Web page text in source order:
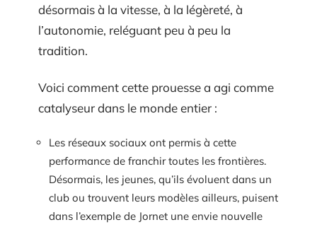
désormais à la vitesse, à la légèreté, à
l’autonomie, reléguant peu à peu la
tradition.
Voici comment cette prouesse a agi comme
catalyseur dans le monde entier :
Les réseaux sociaux ont permis à cette
performance de franchir toutes les frontières.
Désormais, les jeunes, qu’ils évoluent dans un
club ou trouvent leurs modèles ailleurs, puisent
dans l’exemple de Jornet une envie nouvelle